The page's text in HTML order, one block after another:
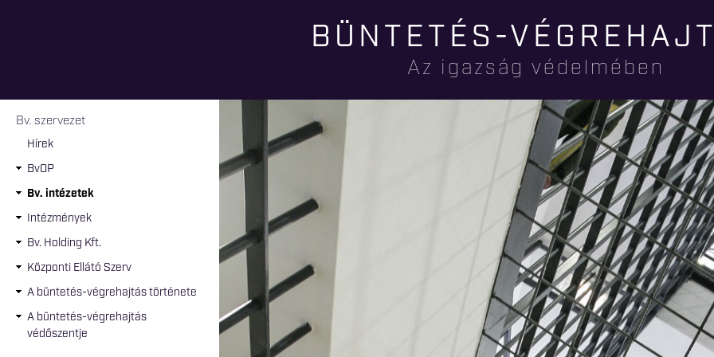
tartalomra
BÜNTETÉS-
Az igazság védelmében
Jelenlegi hely
Bv. szervezet
Hírek
BvOP
Bv. intézetek
Intézmények
Bv. Holding Kft.
Központi Ellátó Szerv
A büntetés-végrehajtás története
A büntetés-végrehajtás
védőszentje